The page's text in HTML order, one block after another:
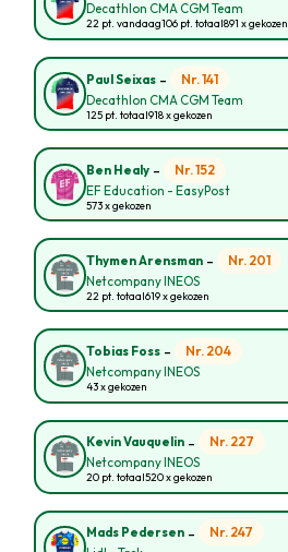
Decathlon CMA CGM Team
22 pt. vandaag106 pt. totaal891 x gekozen
Paul Seixas - Nr. 141
Decathlon CMA CGM Team
125 pt. totaal918 x gekozen
Ben Healy - Nr. 152
EF Education - EasyPost
573 x gekozen
Thymen Arensman - Nr. 201
Netcompany INEOS
22 pt. totaal619 x gekozen
Tobias Foss - Nr. 204
Netcompany INEOS
43 x gekozen
Kevin Vauquelin - Nr. 227
Netcompany INEOS
20 pt. totaal520 x gekozen
Mads Pedersen - Nr. 247